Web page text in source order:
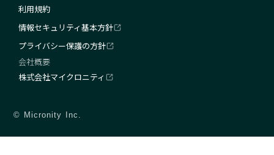
利用規約
情報セキュリティ基本方針
プライバシー保護の方針
会社概要
株式会社マイクロニティ
© Micronity Inc.